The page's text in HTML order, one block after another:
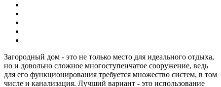
Загородный дом - это не только место для идеального отдыха,
но и довольно сложное многоступенчатое сооружение, ведь
для его функционирования требуется множество систем, в том
числе и канализация. Лучший вариант - это использование